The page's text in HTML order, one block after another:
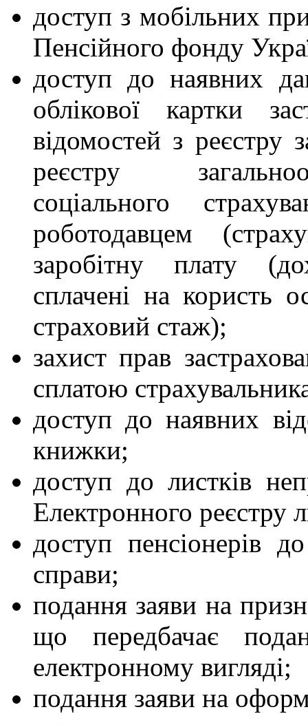
доступ з мобільних
Пенсійного фонду
доступ до наявних
облікової картки
відомостей з реєстру
реєстру
соціального
роботодавцем
заробітну плату
сплачені на користь
страховий стаж);
захист прав
сплатою
доступ до наявних
книжки;
доступ до листків
Електронного реєстру
доступ пенсіонерів
справи;
подання заяви на
що передбачає
електронному вигляді;
подання заяви на